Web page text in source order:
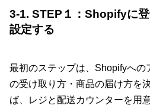
3-1. STEP１：Shopifyに
設定する
最初のステップは、Shopifyへの
の受け取り方・商品の届け方を
ば、レジと配送カウンターを用